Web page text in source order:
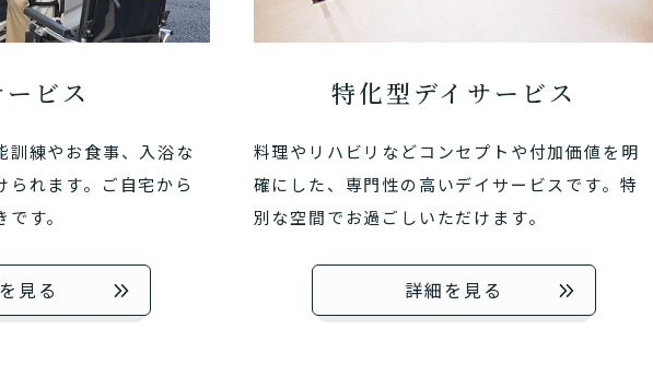
ビス
訓練やお食事、入浴な
られます。ご自宅から
す。
見る
特化型デイサービス
料理やリハビリなどコンセプトや付加価値を明
確にした、専門性の高いデイサービスです。特
別な空間でお過ごしいただけます。
詳細を見る
あなたに適しているのは?
介護保険サービスは20種類以上あり、それぞれ用途やご利用
要介護認定を受け、要支援１～２、
いずれかの判定を受けていま
自宅で生活しながら介護サービスを
老人ホームなどの施設に移り住み
日常生活を送るうえで誰かの介護な
か？
介護スタッフにご自宅に来てもらい
介護施設へ通いたいですか
認知症の診断を受けていま
または物忘れなど認知症の疑いは
日帰りで使いたいですか？
一時的に宿泊したいですか
要支援１～２・要介護１～２
要介護３～５ですか？